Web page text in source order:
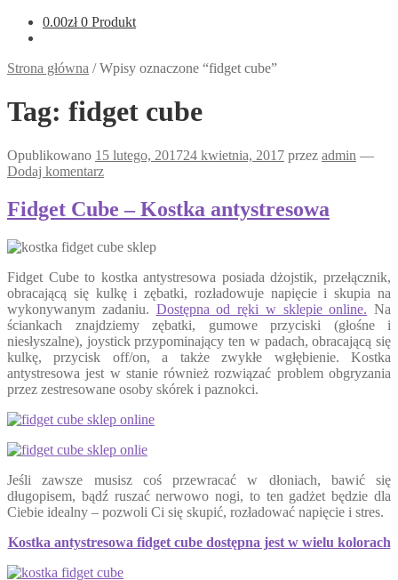
0.00zł 0 Produkt
Strona główna /Wpisy oznaczone “fidget cube”
Tag: fidget cube
Opublikowano 15 lutego, 201724 kwietnia, 2017 przez admin —
Dodaj komentarz
Fidget Cube – Kostka antystresowa
Fidget Cube to kostka antystresowa posiada dżojstik, przełącznik,
obracającą się kulkę i zębatki, rozładowuje napięcie i skupia na
wykonywanym zadaniu. Dostępna od ręki w sklepie online. Na
ściankach znajdziemy zębatki, gumowe przyciski (głośne i
niesłyszalne), joystick przypominający ten w padach, obracającą się
kulkę, przycisk off/on, a także zwykłe wgłębienie. Kostka
antystresowa jest w stanie również rozwiązać problem obgryzania
przez zestresowane osoby skórek i paznokci.
Jeśli zawsze musisz coś przewracać w dłoniach, bawić się
długopisem, bądź ruszać nerwowo nogi, to ten gadżet będzie dla
Ciebie idealny – pozwoli Ci się skupić, rozładować napięcie i stres.
Kostka antystresowa fidget cube dostępna jest w wielu kolorach